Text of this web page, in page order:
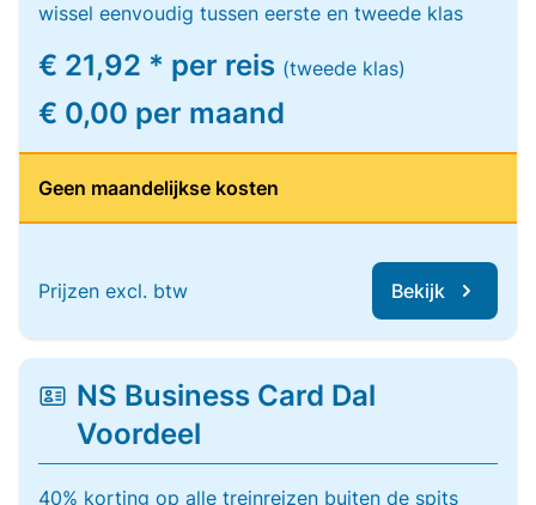
wissel eenvoudig tussen eerste en tweede klas
€ 21,92 * per reis (tweede klas)
€ 0,00 per maand
Geen maandelijkse kosten
Prijzen excl. btw Bekijk
NS Business Card Dal
Voordeel
40% korting op alle treinreizen buiten de spits